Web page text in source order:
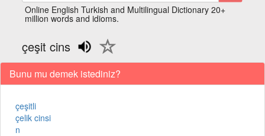
Online English Turkish and Multilingual Dictionary 20+
million words and idioms.
çeşit cins
Bunu mu demek istediniz?
çeşitli
çelik cinsi
n